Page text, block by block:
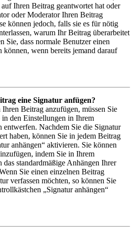
Ihren Beitrag geantwortet hat oder
oder Moderator Ihren Beitrag
können jedoch, falls sie es für nötig
warum Ihr Beitrag überarbeitet
Sie, dass normale Benutzer einen
können, wenn bereits jemand darauf
eine Signatur anfügen?
Beitrag anzufügen, müssen Sie
in den Einstellungen in Ihrem
entwerfen. Nachdem Sie die Signatur
haben, können Sie in jedem Beitrag
anhängen“ aktivieren. Sie können
indem Sie in Ihrem
das standardmäßige Anhängen Ihrer
Sie einen einzelnen Beitrag
verfassen möchten, so können Sie
„Signatur anhängen“